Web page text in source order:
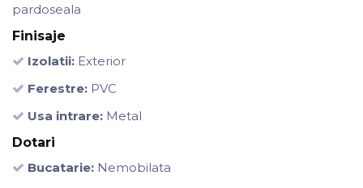
pardoseala
Finisaje
Izolatii: Exterior
Ferestre: PVC
Usa intrare: Metal
Dotari
Bucatarie: Nemobilata